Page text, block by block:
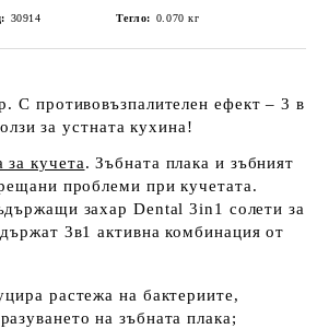
30914 Тегло: 0.070 кг
С противовъзпалителен ефект – 3 в
за устната кухина!
кучета. Зъбната плака и зъбният
проблеми при кучетата.
захар Dental 3in1 солети за
3в1 активна комбинация от
растежа на бактериите,
на зъбната плака;